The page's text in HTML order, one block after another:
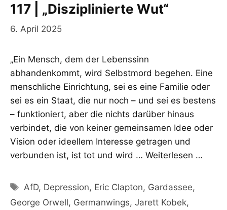
117 | „Disziplinierte Wut“
6. April 2025
„Ein Mensch, dem der Lebenssinn
abhandenkommt, wird Selbstmord begehen. Eine
menschliche Einrichtung, sei es eine Familie oder
sei es ein Staat, die nur noch – und sei es bestens
– funktioniert, aber die nichts darüber hinaus
verbindet, die von keiner gemeinsamen Idee oder
Vision oder ideellem Interesse getragen und
verbunden ist, ist tot und wird … Weiterlesen …
Schlagwörter
AfD, Depression, Eric Clapton, Gardassee,
George Orwell, Germanwings, Jarett Kobek,